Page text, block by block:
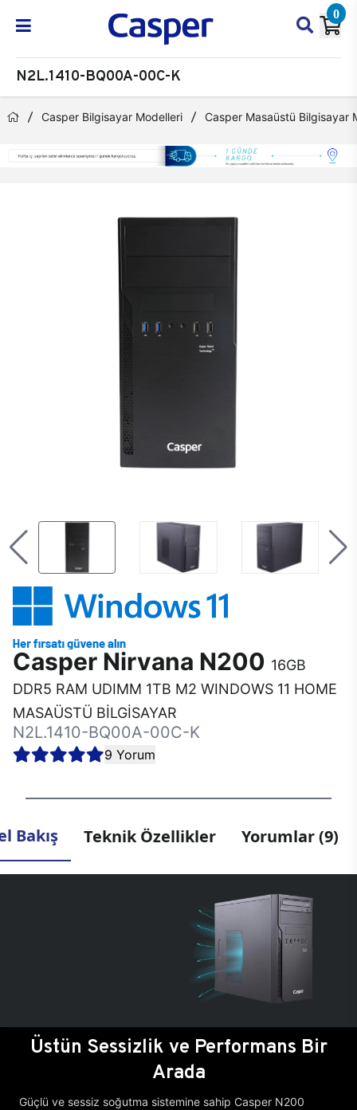
0
N2L.1410-BQ00A-00C-K
Casper Bilgisayar Modelleri Casper Masaüstü Bilgisayar
Casper Nirvana N200 16GB
DDR5 RAM UDIMM 1TB M2 WINDOWS 11 HOME
MASAÜSTÜ BİLGİSAYAR
N2L.1410-BQ00A-00C-K
9 Yorum
Bakış Teknik Özellikler Yorumlar (9)
Üstün Sessizlik ve Performans Bir
Arada
Güçlü ve sessiz soğutma sistemine sahip Casper N200